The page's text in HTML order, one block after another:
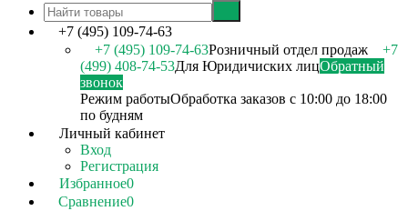
+7 (495) 109-74-63
+7 (495) 109-74-63Розничный отдел продаж
+7
(499) 408-74-53Для Юридичиских лицОбратный
звонок
Режим работыОбработка заказов с 10:00 до 18:00
по будням
Личный кабинет
Вход
Регистрация
Избранное0
Сравнение0